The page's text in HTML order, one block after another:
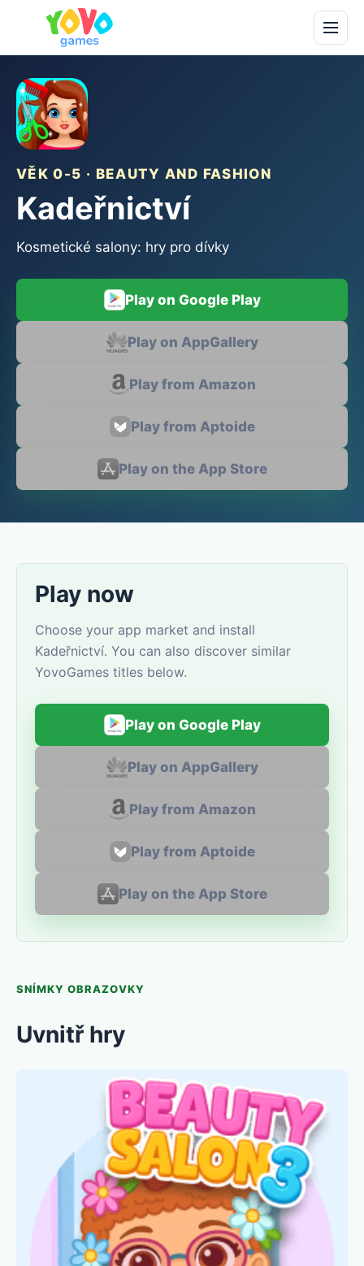
VĚK 0-5 · BEAUTY AND FASHION
Kadeřnictví
Kosmetické salony: hry pro dívky
Play on Google Play
Play on AppGallery
Play from Amazon
Play from Aptoide
Play on the App Store
Play now
Choose your app market and install
Kadeřnictví. You can also discover similar
YovoGames titles below.
Play on Google Play
Play on AppGallery
Play from Amazon
Play from Aptoide
Play on the App Store
SNÍMKY OBRAZOVKY
Uvnitř hry